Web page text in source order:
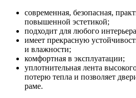
современная, безопасная,
повышенной эстетикой;
подходит для любого
имеет прекрасную
и влажности;
комфортная в эксплуатации;
уплотнительная лента
потерю тепла и позволяет
раме.